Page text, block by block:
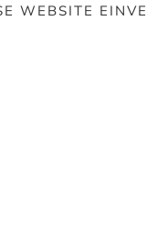
WEBSITE